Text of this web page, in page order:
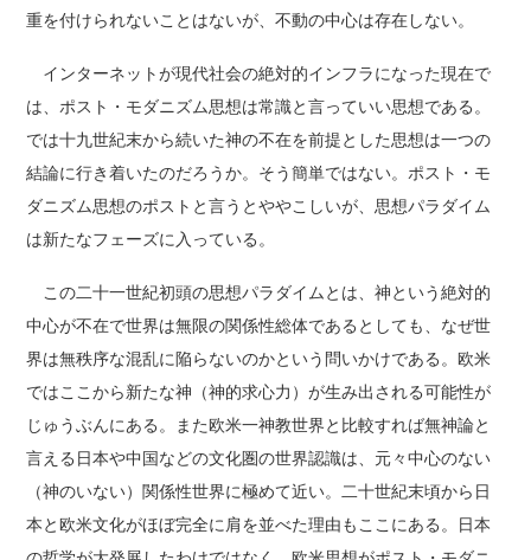
重を付けられないことはないが、不動の中心は存在しない。
インターネットが現代社会の絶対的インフラになった現在で
は、ポスト・モダニズム思想は常識と言っていい思想である。
では十九世紀末から続いた神の不在を前提とした思想は一つの
結論に行き着いたのだろうか。そう簡単ではない。ポスト・モ
ダニズム思想のポストと言うとややこしいが、思想パラダイム
は新たなフェーズに入っている。
この二十一世紀初頭の思想パラダイムとは、神という絶対的
中心が不在で世界は無限の関係性総体であるとしても、なぜ世
界は無秩序な混乱に陥らないのかという問いかけである。欧米
ではここから新たな神（神的求心力）が生み出される可能性が
じゅうぶんにある。また欧米一神教世界と比較すれば無神論と
言える日本や中国などの文化圏の世界認識は、元々中心のない
（神のいない）関係性世界に極めて近い。二十世紀末頃から日
本と欧米文化がほぼ完全に肩を並べた理由もここにある。日本